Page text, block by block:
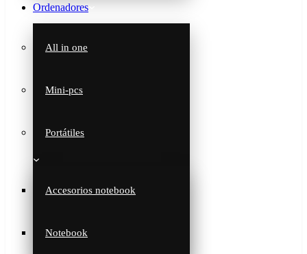
Ordenadores
All in one
Mini-pcs
Portátiles
Accesorios notebook
Notebook